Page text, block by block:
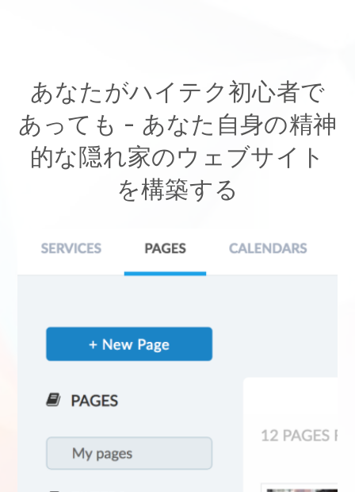
あなたがハイテク初心者で
あっても - あなた自身の精神
的な隠れ家のウェブサイト
を構築する